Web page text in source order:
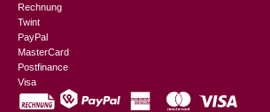
Rechnung
Twint
PayPal
MasterCard
Postfinance
Visa